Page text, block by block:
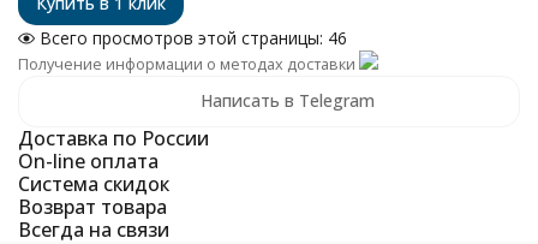
Всего просмотров этой страницы: 46
Получение информации о методах доставки
Написать в Telegram
Доставка по России
On-line оплата
Система скидок
Возврат товара
Всегда на связи